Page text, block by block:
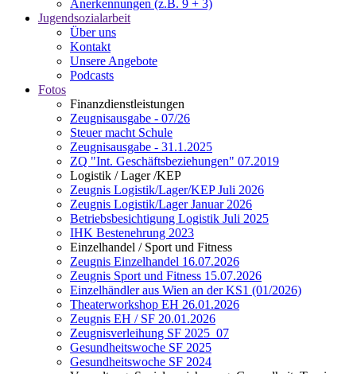
Anerkennungen (z.B. 9 + 3)
Jugendsozialarbeit
Über uns
Kontakt
Unsere Angebote
Podcasts
Fotos
Finanzdienstleistungen
Zeugnisausgabe - 07/26
Steuer macht Schule
Zeugnisausgabe - 31.1.2025
ZQ "Int. Geschäftsbeziehungen" 07.2019
Logistik / Lager /KEP
Zeugnis Logistik/Lager/KEP Juli 2026
Zeugnis Logistik/Lager Januar 2026
Betriebsbesichtigung Logistik Juli 2025
IHK Bestenehrung 2023
Einzelhandel / Sport und Fitness
Zeugnis Einzelhandel 16.07.2026
Zeugnis Sport und Fitness 15.07.2026
Einzelhändler aus Wien an der KS1 (01/2026)
Theaterworkshop EH 26.01.2026
Zeugnis EH / SF 20.01.2026
Zeugnisverleihung SF 2025_07
Gesundheitswoche SF 2025
Gesundheitswoche SF 2024